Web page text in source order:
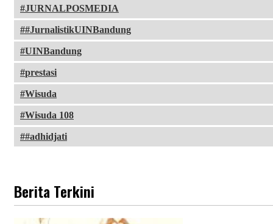
JURNALPOSMEDIA
#JurnalistikUINBandung
UINBandung
prestasi
Wisuda
Wisuda 108
#adhidjati
Berita Terkini